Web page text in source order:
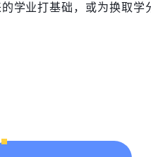
学业打基础，或为换取学